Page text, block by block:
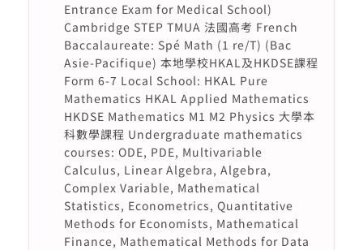
Entrance Exam for Medical School)
Cambridge STEP TMUA 法國高考 French
Baccalaureate: Spé Math (1 re/T) (Bac
Asie-Pacifique) 本地學校HKAL及HKDSE課程
Form 6-7 Local School: HKAL Pure
Mathematics HKAL Applied Mathematics
HKDSE Mathematics M1 M2 Physics 大學本
科數學課程 Undergraduate mathematics
courses: ODE, PDE, Multivariable
Calculus, Linear Algebra, Algebra,
Complex Variable, Mathematical
Statistics, Econometrics, Quantitative
Methods for Economists, Mathematical
Finance, Mathematical Methods for Data